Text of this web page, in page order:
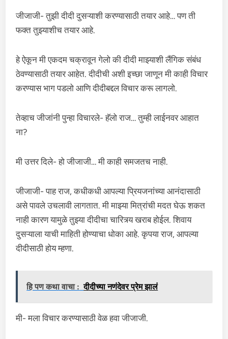
जीजाजी- तुझी दीदी दुसऱ्याशी करण्यासाठी तयार आहे… पण ती
फक्त तुझ्याशीच तयार आहे.
हे ऐकून मी एकदम चक्रावून गेलो की दीदी माझ्याशी लैंगिक संबंध
ठेवण्यासाठी तयार आहेत. दीदीची अशी इच्छा जाणून मी काही विचार
करण्यास भाग पडलो आणि दीदीबद्दल विचार करू लागलो.
तेव्हाच जीजांनी पुन्हा विचारले- हॅलो राज… तुम्ही लाईनवर आहात
ना?
मी उत्तर दिले- हो जीजाजी… मी काही समजतच नाही.
जीजाजी- पाह राज, कधीकधी आपल्या प्रियजनांच्या आनंदासाठी
असे पावले उचलावी लागतात. मी माझ्या मित्रांची मदत घेऊ शकत
नाही कारण यामुळे तुझ्या दीदीचा चारित्र्य खराब होईल. शिवाय
दुसऱ्याला याची माहिती होण्याचा धोका आहे. कृपया राज, आपल्या
दीदीसाठी होय म्हणा.
हि पण कथा वाचा : दीदीच्या नणंदेवर प्रेम झालं
मी- मला विचार करण्यासाठी वेळ हवा जीजाजी.